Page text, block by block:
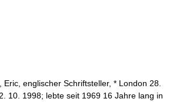
englischer Schriftsteller, * London 28.
10. 1998; lebte seit 1969 16 Jahre lang in